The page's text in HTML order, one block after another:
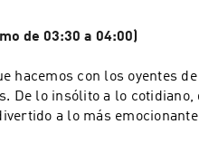
de 03:30 a 04:00)
hacemos con los oyentes
De lo insólito a lo cotidiano,
a lo más